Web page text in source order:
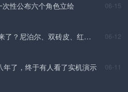
性公布六个角色立绘 06-15
了？尼泊尔、双砖皮、红皮
06-12
年了，终于有人看了实机演示 06-11